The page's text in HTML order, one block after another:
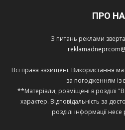
ПРО
З питань реклами
Всі права захищені. Використання
за погодженням із
**Матеріали, розміщені в розділі
характер. Відповідальність за
розділі інформації